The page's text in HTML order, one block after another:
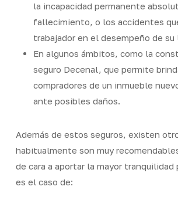
la incapacidad permanente
fallecimiento, o los accidentes
trabajador en el desempeño de su
En algunos ámbitos, como la
seguro Decenal, que permite
compradores de un inmueble
ante posibles daños.
Además de estos seguros, existen
habitualmente son muy
de cara a aportar la mayor tranquilidad
es el caso de: